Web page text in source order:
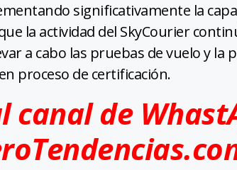
significativamente la
la actividad del SkyCourier
a cabo las pruebas de vuelo y la
proceso de certificación.
canal de